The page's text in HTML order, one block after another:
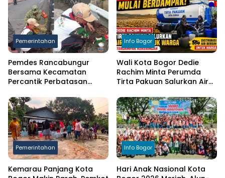
Pemerintahan
Pemdes Rancabungur
Bersama Kecamatan
Percantik Perbatasan
Putih Sambut HUT RI ke-81
Info Bogor
Wali Kota Bogor Dedie
Rachim Minta Perumda
Tirta Pakuan Salurkan Air
Terdampak Kekeringan
Pemerintahan
Kemarau Panjang Kota
Info Bogor
Hari Anak Nasional Kota